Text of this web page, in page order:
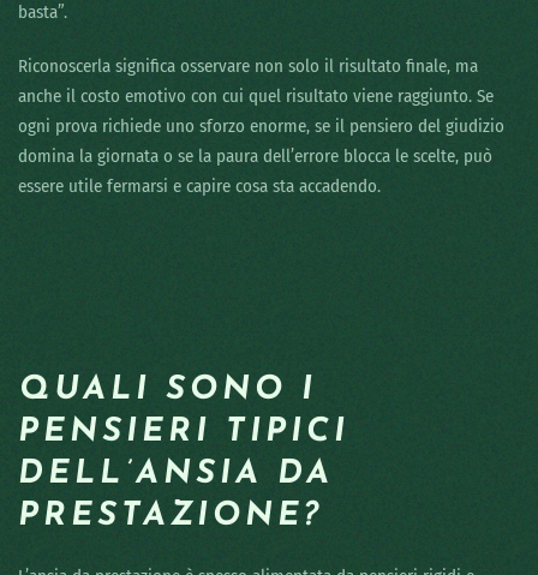
basta”.
Riconoscerla significa osservare non solo il risultato finale, ma
anche il costo emotivo con cui quel risultato viene raggiunto. Se
ogni prova richiede uno sforzo enorme, se il pensiero del giudizio
domina la giornata o se la paura dell’errore blocca le scelte, può
essere utile fermarsi e capire cosa sta accadendo.
QUALI SONO I
PENSIERI TIPICI
DELL’ANSIA DA
PRESTAZIONE?